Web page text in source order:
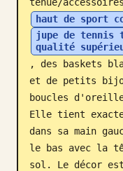
haut de sport
jupe de tennis
qualité
, des baskets
et de petits
boucles
Elle tient
dans sa main
le bas avec la
sol. Le décor